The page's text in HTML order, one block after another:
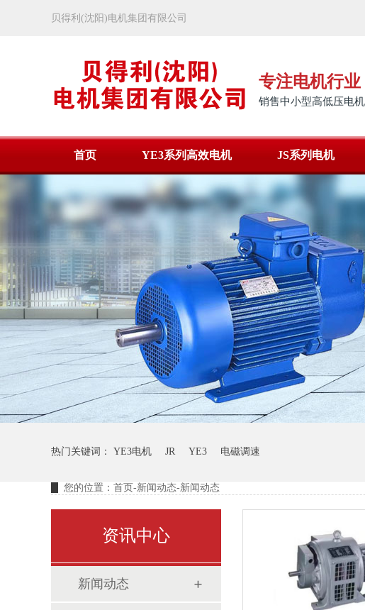
贝得利(沈阳)电机集团有限公司
专注电机行业
销售中小型高低压电
首页 YE3系列高效电机 JS系列电机
热门关键词： YE3电机 JR YE3 电磁调速
您的位置： 首页 -新闻动态-新闻动态
资讯中心
新闻动态